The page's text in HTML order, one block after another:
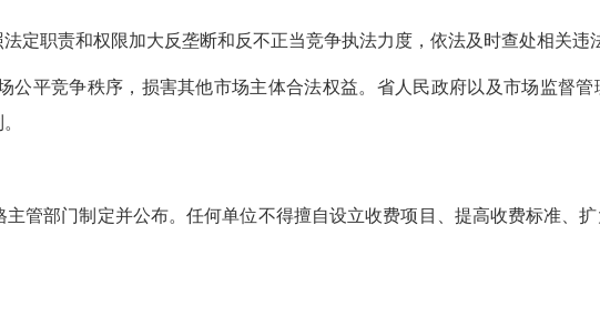
定职责和权限加大反垄断和反不正当竞争执法力度，依法及时查处相关违
平竞争秩序，损害其他市场主体合法权益。省人民政府以及市场监督
管部门制定并公布。任何单位不得擅自设立收费项目、提高收费标准、